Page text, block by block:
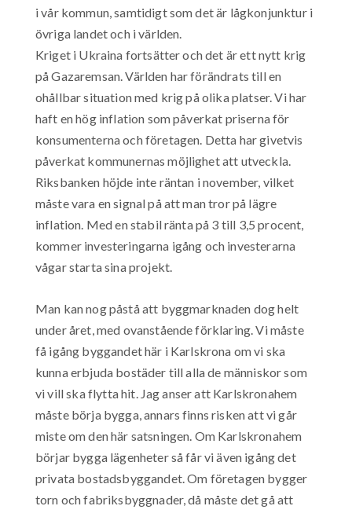
i vår kommun, samtidigt som det är lågkonjunktur i
övriga landet och i världen.
Kriget i Ukraina fortsätter och det är ett nytt krig
på Gazaremsan. Världen har förändrats till en
ohållbar situation med krig på olika platser. Vi har
haft en hög inflation som påverkat priserna för
konsumenterna och företagen. Detta har givetvis
påverkat kommunernas möjlighet att utveckla.
Riksbanken höjde inte räntan i november, vilket
måste vara en signal på att man tror på lägre
inflation. Med en stabil ränta på 3 till 3,5 procent,
kommer investeringarna igång och investerarna
vågar starta sina projekt.
Man kan nog påstå att byggmarknaden dog helt
under året, med ovanstående förklaring. Vi måste
få igång byggandet här i Karlskrona om vi ska
kunna erbjuda bostäder till alla de människor som
vi vill ska flytta hit. Jag anser att Karlskronahem
måste börja bygga, annars finns risken att vi går
miste om den här satsningen. Om Karlskronahem
börjar bygga lägenheter så får vi även igång det
privata bostadsbyggandet. Om företagen bygger
torn och fabriksbyggnader, då måste det gå att